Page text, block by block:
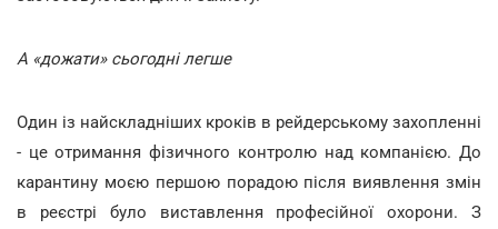
А «дожати» сьогодні легше
Один із найскладніших кроків в рейдерському захопленні
- це отримання фізичного контролю над компанією. До
карантину моєю першою порадою після виявлення змін
в реєстрі було виставлення професійної охорони. З